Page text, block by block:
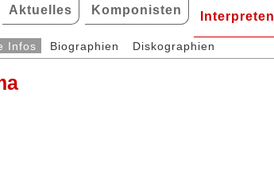
Aktuelles Komponisten Interpreten
Infos Biographien Diskographien